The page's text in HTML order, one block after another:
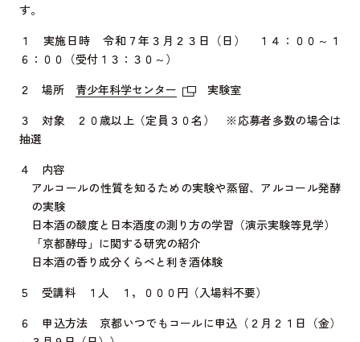
す。
１ 実施日時 令和７年３月２３日（日） １４：００～１
６：００（受付１３：３０～）
２ 場所 青少年科学センター
実験室
３ 対象 ２０歳以上（定員３０名） ※応募者多数の場合は
抽選
４ 内容
アルコールの性質を知るための実験や蒸留、アルコール発酵
の実験
日本酒の酸度と日本酒度の測り方の学習（演示実験等見学）
「京都酵母」に関する研究の紹介
日本酒の香り成分くらべと利き酒体験
５ 受講料 １人 １，０００円（入場料不要）
６ 申込方法 京都いつでもコールに申込（２月２１日（金）